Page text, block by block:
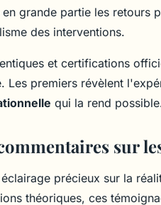
grande partie les retours
des interventions.
et certifications
premiers révèlent
qui la rend
sur
précieux sur la
théoriques, ces